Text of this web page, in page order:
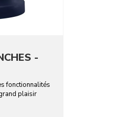
-
fonctionnalités
plaisir